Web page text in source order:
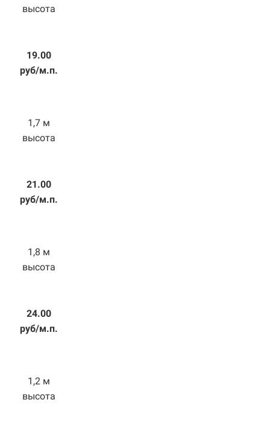
высота
19.00
руб/м.п.
1,7 м
высота
21.00
руб/м.п.
1,8 м
высота
24.00
руб/м.п.
1,2 м
высота